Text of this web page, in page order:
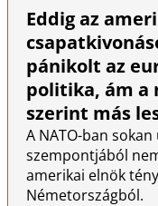
Eddig az
pánikolt az
politika, ám a
szerint más
A NATO-ban
szempontjából
amerikai elnök
Németországból.